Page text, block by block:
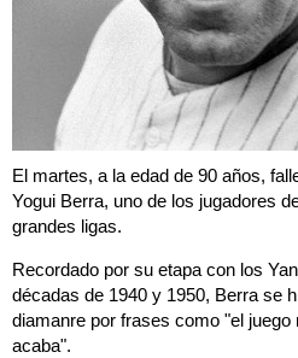
El martes, a la edad de 90 años,
Yogui Berra, uno de los jugadores
grandes ligas.
Recordado por su etapa con los
décadas de 1940 y 1950, Berra se
diamanre por frases como "el
acaba".